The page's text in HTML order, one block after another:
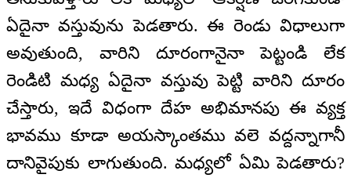
ఏదైనా వస్తువును పెడతారు. ఈ రెండు విధాలుగా
అవుతుంది, వారిని దూరంగానైనా పెట్టండి లేక
రెండిటి మధ్య ఏదైనా వస్తువు పెట్టి వారిని దూరం
చేస్తారు, ఇదే విధంగా దేహ అభిమానపు ఈ వ్యక్త
భావము కూడా అయస్కాంతము వలె వద్దన్నాగానీ
దానివైపుకు లాగుతుంది. మధ్యలో ఏమి పెడతారు?